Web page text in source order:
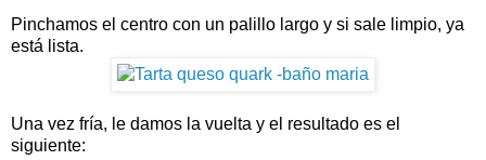
Pinchamos el centro con un palillo largo y si sale limpio, ya
está lista.
Una vez fría, le damos la vuelta y el resultado es el
siguiente: